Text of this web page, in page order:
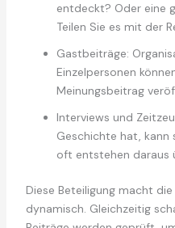
entdeckt? Oder eine
Teilen Sie es mit der
Gastbeiträge:
Einzelpersonen
Meinungsbeitrag
Interviews und
Geschichte hat,
oft entstehen daraus
Diese Beteiligung macht
dynamisch. Gleichzeitig